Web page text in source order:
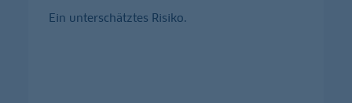
Ein unterschätztes Risiko.